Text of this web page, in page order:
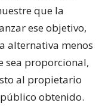
que la
ese objetivo,
alternativa menos
sea proporcional,
al propietario
obtenido.